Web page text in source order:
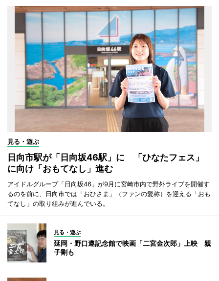
見る・遊ぶ
日向市駅が「日向坂46駅」に 「ひなたフェス」
に向け「おもてなし」進む
アイドルグループ「日向坂46」が9月に宮崎市内で野外ライブを開催す
るのを前に、日向市では「おひさま」（ファンの愛称）を迎える「おも
てなし」の取り組みが進んでいる。
見る・遊ぶ
延岡・野口遵記念館で映画「二宮金次郎」上映 親
子割も